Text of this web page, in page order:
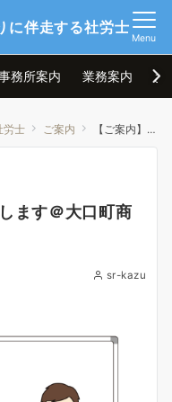
に伴走する社労士
Menu
務所案内 業務案内 お
労士 ご案内 【ご案内】セミナーに登壇します＠大口町商工会さま
ます＠大口町商
sr-kazu